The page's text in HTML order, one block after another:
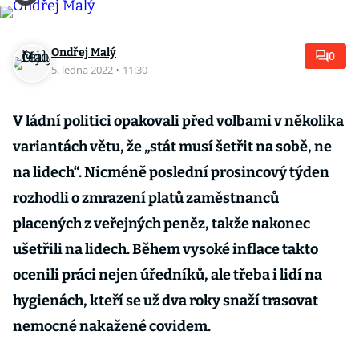
Ondřej Malý
5. ledna 2022 · 11:30
0
V ládní politici opakovali před volbami v několika
variantách větu, že „stát musí šetřit na sobě, ne
na lidech“. Nicméně poslední prosincový týden
rozhodli o zmrazení platů zaměstnanců
placených z veřejných peněz, takže nakonec
ušetřili na lidech. Během vysoké inflace takto
ocenili práci nejen úředníků, ale třeba i lidí na
hygienách, kteří se už dva roky snaží trasovat
nemocné nakažené covidem.